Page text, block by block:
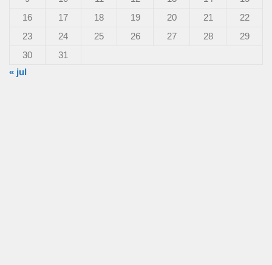
16
17 18 19 20 21
22
23
24 25 26 27 28
29
30
31
« jul